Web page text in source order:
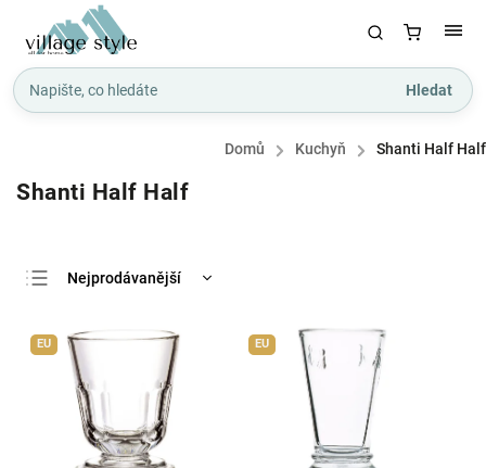
Hledat
Domů / Kuchyň / Shanti Half Half
Shanti Half Half
Nejprodávanější
Nejdražší
Abecedně
EU EU